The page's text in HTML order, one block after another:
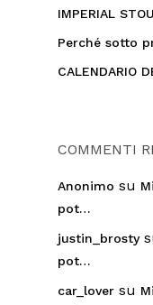
IMPERIAL
Perché sotto
CALENDARIO
COMMENTI
Anonimo su
pot…
justin_brosty
pot…
car_lover su